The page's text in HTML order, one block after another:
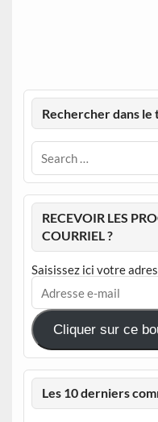
Rechercher dans le
RECEVOIR LES
COURRIEL ?
Saisissez ici votre
Adresse
mail
Cliquer sur ce
Les 10 derniers